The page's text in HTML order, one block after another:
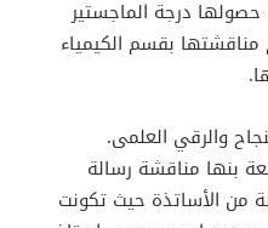
درجة الماجستير
مناقشتها بقسم الكيمياء
والرقي العلمى.
بنها مناقشة رسالة
من الأساتذة حيث تكونت